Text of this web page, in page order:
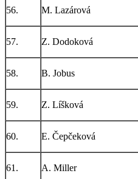
56. M. Lazárová
57. Z. Dodoková
58. B. Jobus
59. Z. Líšková
60. E. Čepčeková
61. A. Miller